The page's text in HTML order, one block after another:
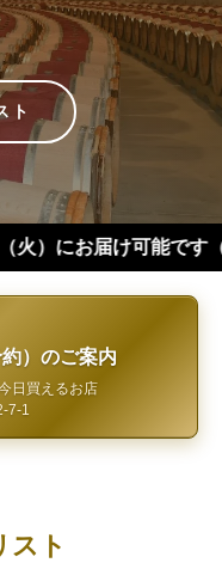
ト
能です（※四国・中
）のご案内
日買えるお店
7-1
スト